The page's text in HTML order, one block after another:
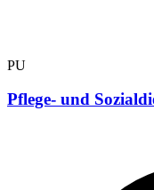
PU
Pflege- und